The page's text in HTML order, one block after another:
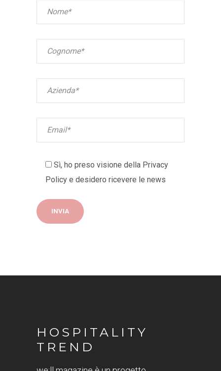
Sì, ho preso visione della Privacy
Policy e desidero ricevere le news
HOSPITALITY
TREND